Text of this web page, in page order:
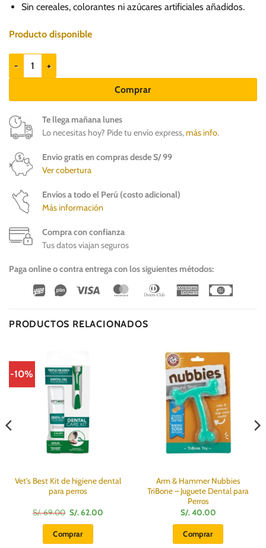
Sin cereales, colorantes ni azúcares artificiales añadidos.
Producto disponible
Monge Gift Dental Sticks Conejo con Manzanilla 210gr - Senior
Comprar
Te llega mañana lunes
Lo necesitas hoy? Pide tu envío express,más info.
Envío gratis en compras desde S/ 99
Ver cobertura
Envíos a todo el Perú (costo adicional)
Más información
Compra con confianza
Tus datos viajan seguros
Paga online o contra entrega con los siguientes métodos:
Wirecard
Vipps Visa MasterCardDinners
American
PRODUCTOS RELACIONADOS
-10%
Vet’s Best Kit de higiene dental
para perros
S/.69.00 El
precio
original
era:
S/.
S/.62.00
Comprar
Arm & Hammer Nubbies
TriBone – Juguete Dental para
Perros
S/.40.00
Comprar